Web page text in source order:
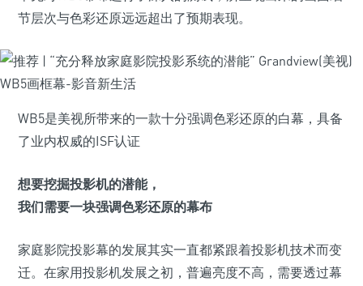
节层次与色彩还原远远超出了预期表现。
WB5是美视所带来的一款十分强调色彩还原的白幕，具备
了业内权威的ISF认证
想要挖掘投影机的潜能，
我们需要一块强调色彩还原的幕布
家庭影院投影幕的发展其实一直都紧跟着投影机技术而变
迁。在家用投影机发展之初，普遍亮度不高，需要透过幕